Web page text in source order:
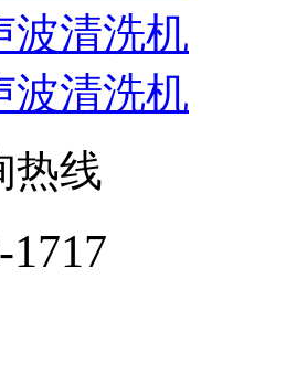
波清洗机
波清洗机
热线
1717